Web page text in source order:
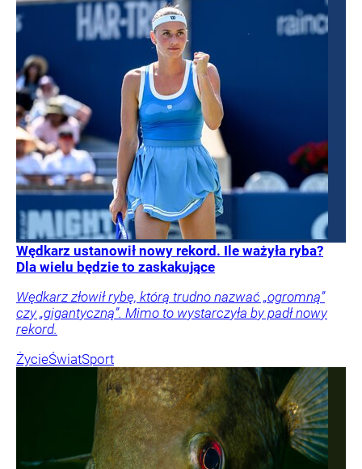
Wędkarz ustanowił nowy rekord. Ile ważyła ryba?
Dla wielu będzie to zaskakujące
Wędkarz złowił rybę, którą trudno nazwać „ogromną”
czy „gigantyczną”. Mimo to wystarczyła by padł nowy
rekord.
ŻycieŚwiatSport